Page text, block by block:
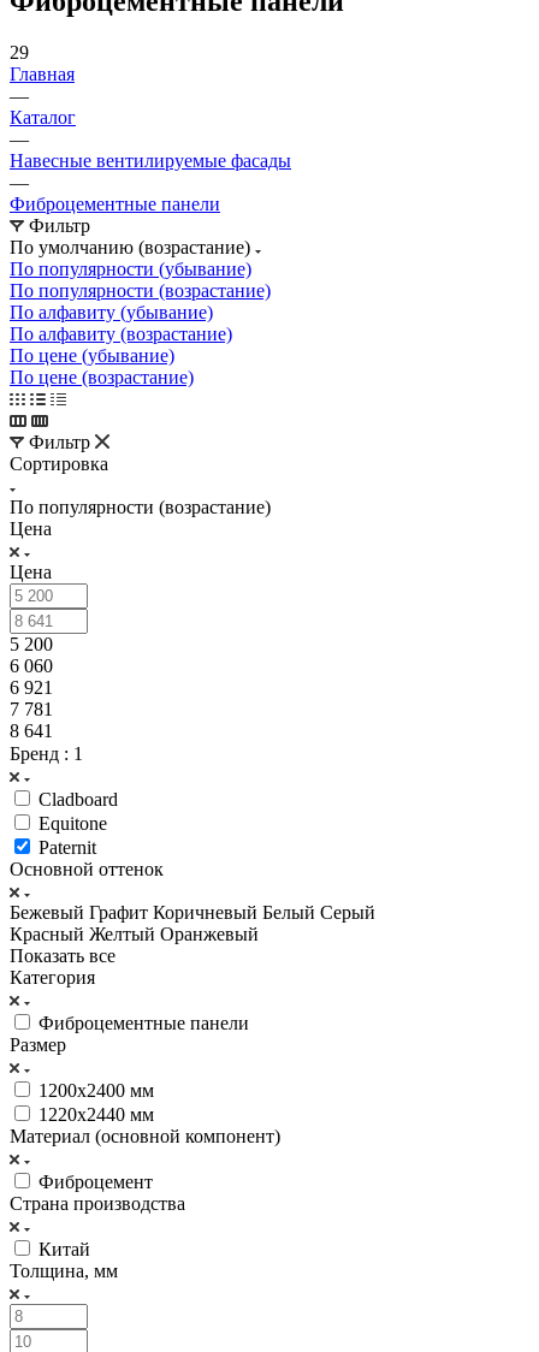
29
Главная
—
Каталог
—
Навесные вентилируемые фасады
—
Фиброцементные панели
Фильтр
По умолчанию (возрастание)
По популярности (убывание)
По популярности (возрастание)
По алфавиту (убывание)
По алфавиту (возрастание)
По цене (убывание)
По цене (возрастание)
Фильтр
Сортировка
По популярности (возрастание)
Цена
Цена
5 200
6 060
6 921
7 781
8 641
Бренд : 1
Cladboard
Equitone
Paternit
Основной оттенок
Бежевый Графит Коричневый Белый Серый
Красный Желтый Оранжевый
Показать все
Категория
Фиброцементные панели
Размер
1200х2400 мм
1220х2440 мм
Материал (основной компонент)
Фиброцемент
Страна производства
Китай
Толщина, мм